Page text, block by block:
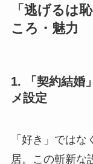
「逃げるは
ころ・魅力
1. 「契約結婚
メ設定
「好き」では
居。この斬新な